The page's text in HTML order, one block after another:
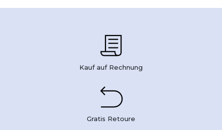
Kauf auf Rechnung
Gratis Retoure